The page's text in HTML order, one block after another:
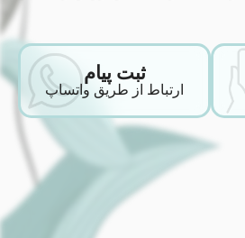
ثبت پیام
ارتباط از طریق واتساپ